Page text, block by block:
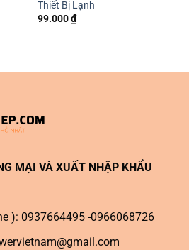
Thiết Bị Lạnh
99.000₫
MẠI VÀ XUẤT NHẬP KHẨU
): 0937664495 -0966068726